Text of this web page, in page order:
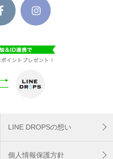
LINE DROPSの想い
個人情報保護方針